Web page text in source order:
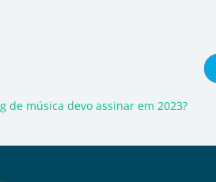
de música devo assinar em 2023?